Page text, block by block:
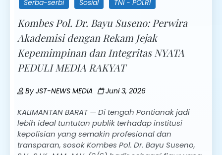
Serba-serbi Sosial TNI - POLRI
Kombes Pol. Dr. Bayu Suseno: Perwira
Akademisi dengan Rekam Jejak
Kepemimpinan dan Integritas NYATA
PEDULI MEDIA RAKYAT
ByJST-NEWS MEDIA Juni 3, 2026
KALIMANTAN BARAT — Di tengah Pontianak jadi
lebih ideal tuntutan publik terhadap institusi
kepolisian yang semakin profesional dan
transparan, sosok Kombes Pol. Dr. Bayu Suseno,